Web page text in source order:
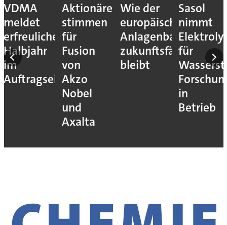
VDMA
meldet
erfreuliches
Halbjahr
im
Auftragseingang
Aktionäre
stimmen
für
Fusion
von
Akzo
Nobel
und
Axalta
Wie der
europäische
Anlagenbau
zukunftsfähig
bleibt
Sasol
nimmt
für
in
Betrieb